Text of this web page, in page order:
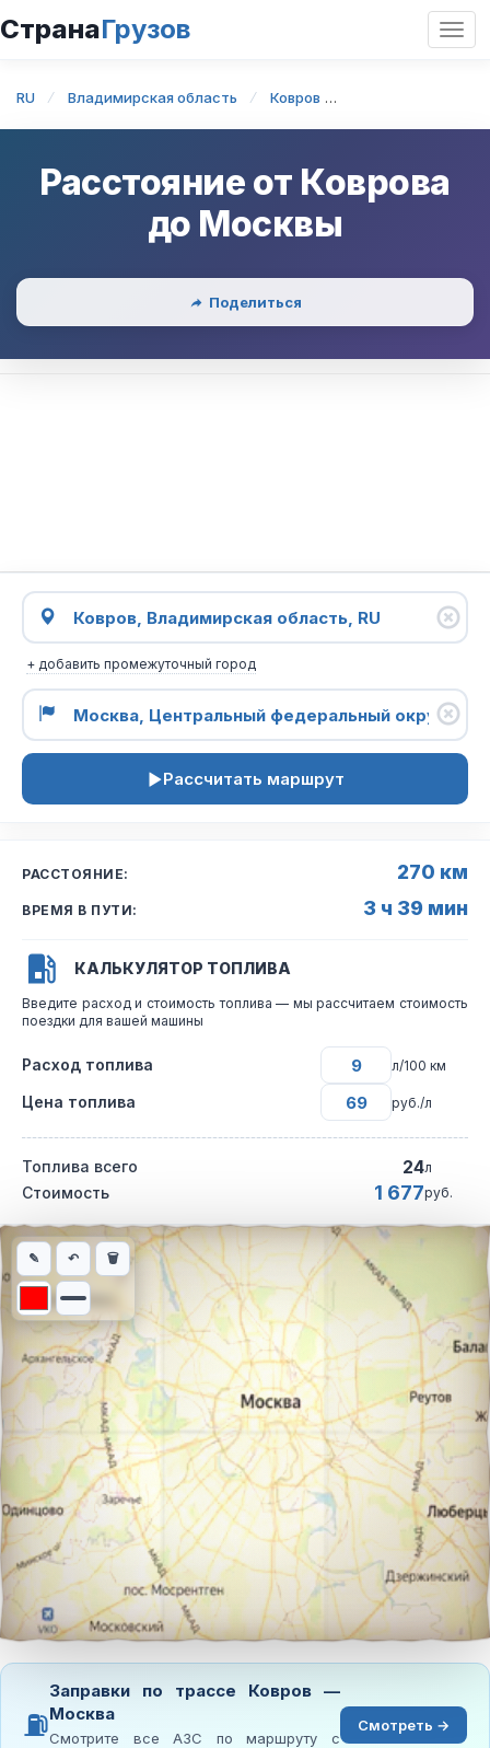
СтранаГрузов
RU Владимирская область Ковров
Расстояние от Коврова
до Москвы
Поделиться
+ добавить промежуточный город
Рассчитать маршрут
РАССТОЯНИЕ: 270 км
ВРЕМЯ В ПУТИ: 3 ч 39 мин
КАЛЬКУЛЯТОР ТОПЛИВА
Введите расход и стоимость топлива — мы рассчитаем стоимость
поездки для вашей машины
Расход топлива л/100 км
Цена топлива руб./л
Топлива всего 24л
Стоимость 1 677руб.
Интерактивная карта автомобильного маршрута из города
✎ ↶ 🗑
⛽
Заправки по трассе Ковров —
Москва
Смотрите все АЗС по маршруту с
Смотреть →